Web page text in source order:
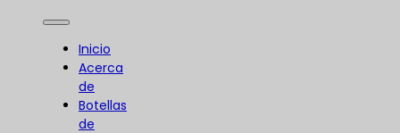
Inicio
Acerca
de
Botellas
de